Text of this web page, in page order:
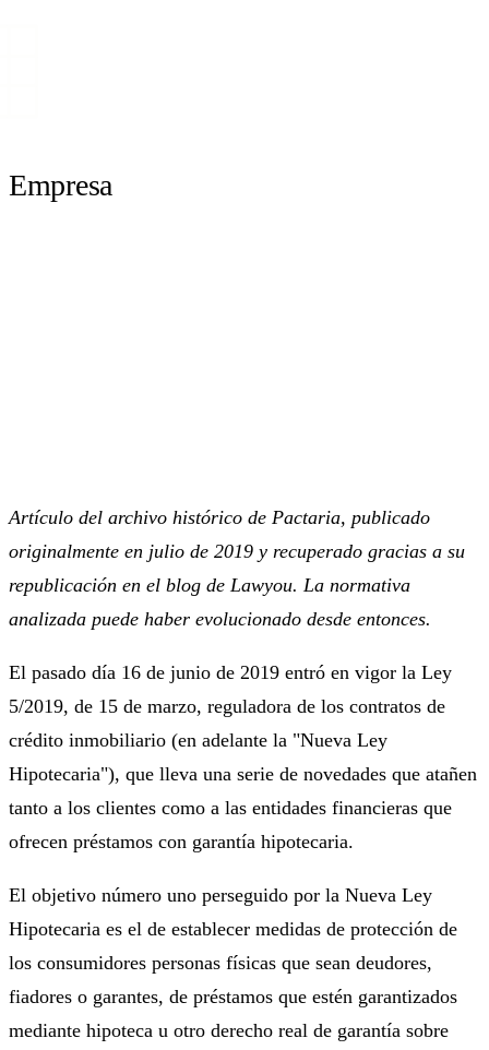
Empresa
Artículo del archivo histórico de Pactaria, publicado
originalmente en julio de 2019 y recuperado gracias a su
republicación en el blog de Lawyou. La normativa
analizada puede haber evolucionado desde entonces.
El pasado día 16 de junio de 2019 entró en vigor la Ley
5/2019, de 15 de marzo, reguladora de los contratos de
crédito inmobiliario (en adelante la "Nueva Ley
Hipotecaria"), que lleva una serie de novedades que atañen
tanto a los clientes como a las entidades financieras que
ofrecen préstamos con garantía hipotecaria.
El objetivo número uno perseguido por la Nueva Ley
Hipotecaria es el de establecer medidas de protección de
los consumidores personas físicas que sean deudores,
fiadores o garantes, de préstamos que estén garantizados
mediante hipoteca u otro derecho real de garantía sobre